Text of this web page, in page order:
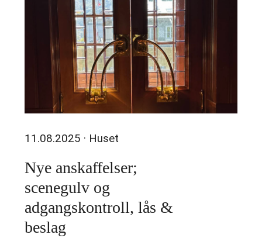
11.08.2025 · Huset
Nye anskaffelser;
scenegulv og
adgangskontroll, lås &
beslag